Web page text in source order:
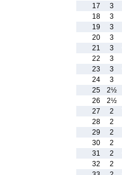
17
3
18
3
19
3
20
3
21
3
22
3
23
3
24
3
25
2½
26
2½
27
2
28
2
29
2
30
2
31
2
32
2